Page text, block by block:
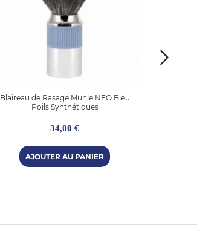
Blaireau de Rasage Muhle NEO Bleu
Poils Synthétiques
34,00 €